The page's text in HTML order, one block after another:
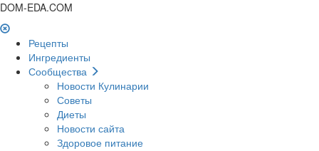
DOM-EDA.COM
Рецепты
Ингредиенты
Сообщества
Новости Кулинарии
Советы
Диеты
Новости сайта
Здоровое питание